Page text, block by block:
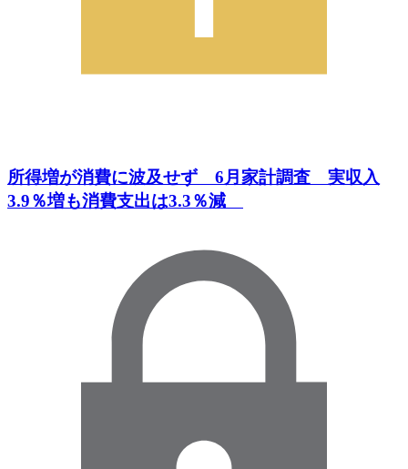
所得増が消費に波及せず 6月家計調査 実収入
3.9％増も消費支出は3.3％減